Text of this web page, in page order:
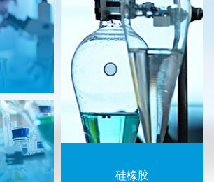
硅橡胶